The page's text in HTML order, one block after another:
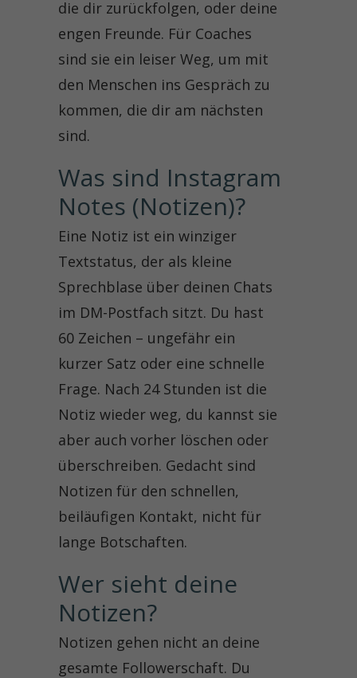
die dir zurückfolgen, oder deine
engen Freunde. Für Coaches
sind sie ein leiser Weg, um mit
den Menschen ins Gespräch zu
kommen, die dir am nächsten
sind.
Was sind Instagram
Notes (Notizen)?
Eine Notiz ist ein winziger
Textstatus, der als kleine
Sprechblase über deinen Chats
im DM-Postfach sitzt. Du hast
60 Zeichen – ungefähr ein
kurzer Satz oder eine schnelle
Frage. Nach 24 Stunden ist die
Notiz wieder weg, du kannst sie
aber auch vorher löschen oder
überschreiben. Gedacht sind
Notizen für den schnellen,
beiläufigen Kontakt, nicht für
lange Botschaften.
Wer sieht deine
Notizen?
Notizen gehen nicht an deine
gesamte Followerschaft. Du